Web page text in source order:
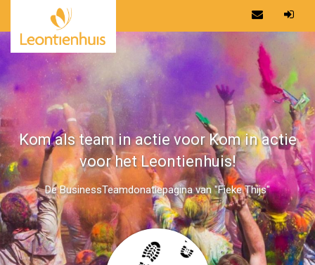
Kom als team in actie voor Kom in actie
voor het Leontienhuis!
De BusinessTeamdonatiepagina van "Fieke Thijs"